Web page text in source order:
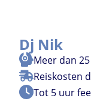
Dj Nik
Meer dan
Reiskosten
Tot 5 uur